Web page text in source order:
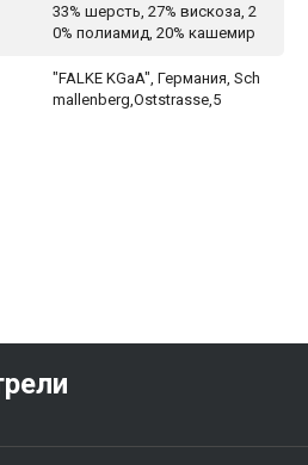
33% шерсть, 27% вискоза, 2
0% полиамид, 20% кашемир
"FALKE KGaA", Германия, Sch
mallenberg,Oststrasse,5